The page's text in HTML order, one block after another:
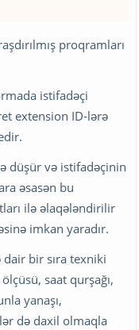
proqramları
istifadəçi
extension ID-lərə
düşür və istifadəçinin
əsasən bu
ilə əlaqələndirilir
imkan yaradır.
bir sıra texniki
saat qurşağı,
yanaşı,
də daxil olmaqla